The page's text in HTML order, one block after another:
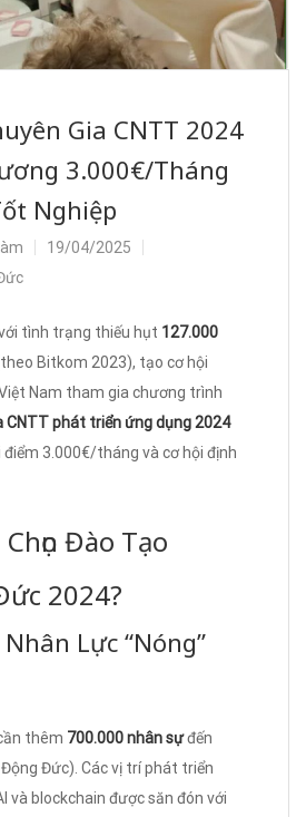
Gia CNTT 2024
3.000€/Tháng
Nghiệp
19/04/2025
tình trạng thiếu hụt 127.000
Bitkom 2023), tạo cơ hội
Nam tham gia chương trình
CNTT phát triển ứng dụng 2024
3.000€/tháng và cơ hội định
Đào Tạo
2024?
Lực “Nóng”
thêm 700.000 nhân sựđến
Đức). Các vị trí phát triển
và blockchain được săn đón với